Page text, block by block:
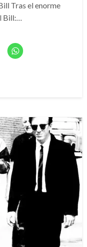
Tras el enorme
Bill:…